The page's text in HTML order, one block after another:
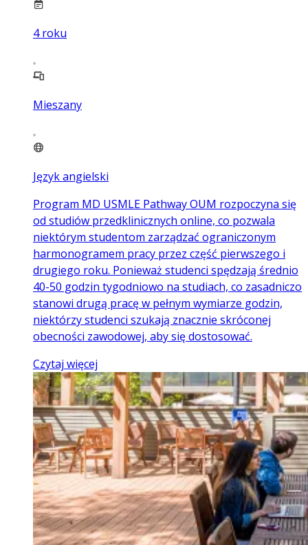
4 roku
Mieszany
Język angielski
Program MD USMLE Pathway OUM rozpoczyna się
od studiów przedklinicznych online, co pozwala
niektórym studentom zarządzać ograniczonym
harmonogramem pracy przez część pierwszego i
drugiego roku. Ponieważ studenci spędzają średnio
40-50 godzin tygodniowo na studiach, co zasadniczo
stanowi drugą pracę w pełnym wymiarze godzin,
niektórzy studenci szukają znacznie skróconej
obecności zawodowej, aby się dostosować.
Czytaj więcej